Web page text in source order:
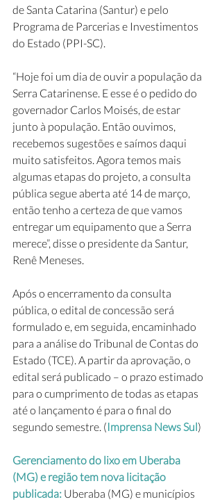
de Santa Catarina (Santur) e pelo
Programa de Parcerias e Investimentos
do Estado (PPI-SC).
“Hoje foi um dia de ouvir a população da
Serra Catarinense. E esse é o pedido do
governador Carlos Moisés, de estar
junto à população. Então ouvimos,
recebemos sugestões e saímos daqui
muito satisfeitos. Agora temos mais
algumas etapas do projeto, a consulta
pública segue aberta até 14 de março,
então tenho a certeza de que vamos
entregar um equipamento que a Serra
merece”, disse o presidente da Santur,
Renê Meneses.
Após o encerramento da consulta
pública, o edital de concessão será
formulado e, em seguida, encaminhado
para a análise do Tribunal de Contas do
Estado (TCE). A partir da aprovação, o
edital será publicado – o prazo estimado
para o cumprimento de todas as etapas
até o lançamento é para o final do
segundo semestre. (Imprensa News Sul)
Gerenciamento do lixo em Uberaba
(MG) e região tem nova licitação
publicada: Uberaba (MG) e municípios